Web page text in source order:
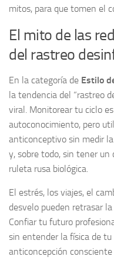
mitos, para que tomen el
El mito de las
del rastreo
En la categoría de Estilo
la tendencia del “rastreo
viral. Monitorear tu ciclo
autoconocimiento, pero
anticonceptivo sin medir
y, sobre todo, sin tener un
ruleta rusa biológica.
El estrés, los viajes, el
desvelo pueden retrasar
Confiar tu futuro
sin entender la física de tu
anticoncepción